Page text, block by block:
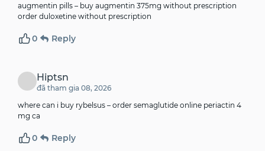
augmentin pills – buy augmentin 375mg without prescription
order duloxetine without prescription
0 Reply
Hiptsn
đã tham gia 08, 2026
where can i buy rybelsus – order semaglutide online periactin 4
mg ca
0 Reply